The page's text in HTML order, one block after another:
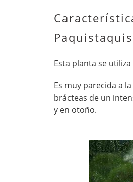
Paquistaquis
Esta planta se
Es muy parecida a
brácteas de un
y en otoño.